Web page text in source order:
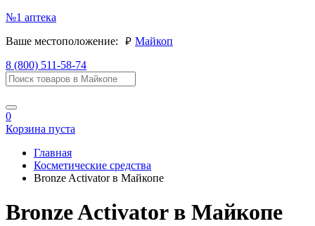
№1 аптека
Ваше местоположение:
руб. Майкоп
8 (800) 511-58-74
0
Корзина пуста
Главная
Косметические средства
Bronze Activator в Майкопе
Bronze Activator в Майкопе